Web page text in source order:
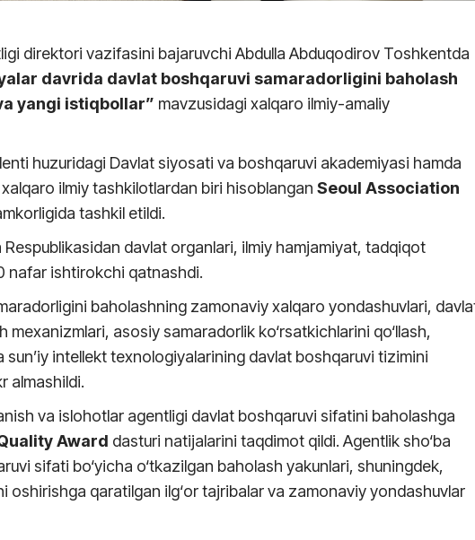
direktori vazifasini bajaruvchi Abdulla Abduqodirov Toshkentda
davrida davlat boshqaruvi samaradorligini baholash
yangi istiqbollar” mavzusidagi xalqaro ilmiy-amaliy
huzuridagi Davlat siyosati va boshqaruvi akademiyasi hamda
ilmiy tashkilotlardan biri hisoblangan Seoul Association
tashkil etildi.
davlat organlari, ilmiy hamjamiyat, tadqiqot
nafar ishtirokchi qatnashdi.
baholashning zamonaviy xalqaro yondashuvlari,
asosiy samaradorlik ko‘rsatkichlarini qo‘llash,
intellekt texnologiyalarining davlat boshqaruvi tizimini
almashildi.
va islohotlar agentligi davlat boshqaruvi sifatini baholashga
Award dasturi natijalarini taqdimot qildi. Agentlik sho‘ba
sifati bo‘yicha o‘tkazilgan baholash yakunlari, shuningdek,
oshirishga qaratilgan ilg‘or tajribalar va zamonaviy yondashuvlar